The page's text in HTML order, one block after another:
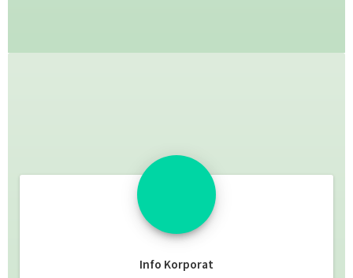
Info Korporat